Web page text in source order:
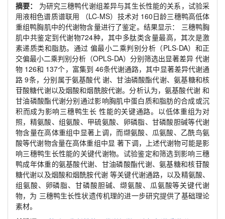
摘要： 为研究三穗鸭代谢组差异与其生长性能的关系，试验采
用液相色谱质谱联用 （LC-MS）技术对 160日龄三穗鸭高低体
重组鸭胸肌中的代谢物含量进行了鉴定。结果显示： 三穗鸭胸
肌中共鉴定到代谢物724种，其中多肽类含量最高，其次是激
素递质类和脂肪。通过 偏最小二乘判别分析（PLS-DA）和正
交偏最小二乘判别分析（OPLS-DA）分别筛选出显著差异 代谢
物 126和 137个，富集到 46条代谢通路，其中显著差异代谢通
路 9条，分别属于氨基酸代 谢、甘油磷酸酯代谢、氨基糖和核
苷酸糖代谢以及烟酸和烟酰胺代谢。分析认为，氨基酸代谢 和
甘油磷酸酯代谢分别通过影响胸肌中蛋白质和脂肪的合成或沉
积而成为影响三穗鸭生长 性能的关键通路。以低体重组为对
照，精氨酸、组氨酸、甲硫氨酸、卵磷脂、甘磷酸胆碱等代谢
物含量在高体重组中显著上调，而缬氨酸、瓜氨酸、乙酰鸟氨
酸等代谢物含量在高体重组中显 著下调，上述代谢物可能是影
响三穗鸭生长性能的关键代谢物。试验鉴定和筛选到影响三穗
鸭成年体重的氨基酸代谢、甘油磷酸酯代谢、氨基糖和核苷酸
糖代谢以及烟酸和烟酰胺代谢 等关键代谢通路，以及精氨酸、
组氨酸、卵磷脂、甘磷酸胆碱、缬氨酸、瓜氨酸等关键代谢
物，为 三穗鸭生长性状遗传机理的进一步研究提供了基础理论
素材。